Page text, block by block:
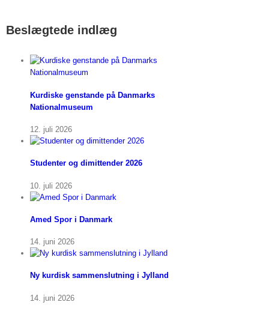
Beslægtede indlæg
Kurdiske genstande på Danmarks
Nationalmuseum
12. juli 2026
Studenter og dimittender 2026
10. juli 2026
Amed Spor i Danmark
14. juni 2026
Ny kurdisk sammenslutning i Jylland
14. juni 2026